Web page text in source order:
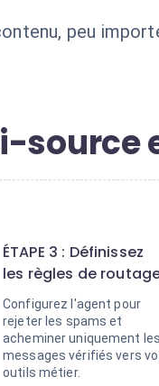
peu
ÉTAPE 3 : Définissez
les règles de
Configurez l'agent pour
rejeter les spams et
acheminer uniquement les
messages vérifiés vers
outils métier.